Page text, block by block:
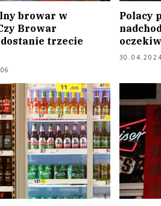
browar w
Browar
trzecie
Polacy